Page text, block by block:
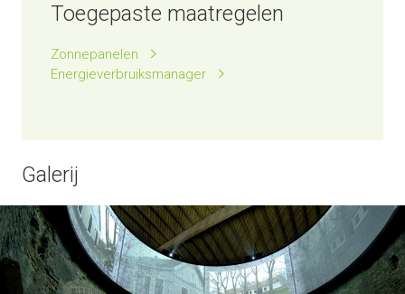
Toegepaste maatregelen
Zonnepanelen
Energieverbruiksmanager
Galerij